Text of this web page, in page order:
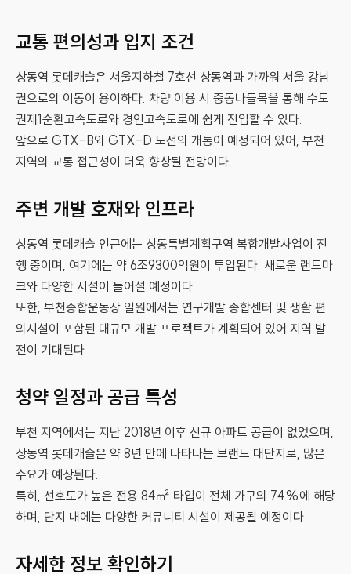
교통 편의성과 입지 조건
상동역 롯데캐슬은 서울지하철 7호선 상동역과 가까워 서울 강남
권으로의 이동이 용이하다. 차량 이용 시 중동나들목을 통해 수도
권제1순환고속도로와 경인고속도로에 쉽게 진입할 수 있다.
앞으로 GTX-B와 GTX-D 노선의 개통이 예정되어 있어, 부천
지역의 교통 접근성이 더욱 향상될 전망이다.
주변 개발 호재와 인프라
상동역 롯데캐슬 인근에는 상동특별계획구역 복합개발사업이 진
행 중이며, 여기에는 약 6조9300억원이 투입된다. 새로운 랜드마
크와 다양한 시설이 들어설 예정이다.
또한, 부천종합운동장 일원에서는 연구개발 종합센터 및 생활 편
의시설이 포함된 대규모 개발 프로젝트가 계획되어 있어 지역 발
전이 기대된다.
청약 일정과 공급 특성
부천 지역에서는 지난 2018년 이후 신규 아파트 공급이 없었으며,
상동역 롯데캐슬은 약 8년 만에 나타나는 브랜드 대단지로, 많은
수요가 예상된다.
특히, 선호도가 높은 전용 84㎡ 타입이 전체 가구의 74%에 해당
하며, 단지 내에는 다양한 커뮤니티 시설이 제공될 예정이다.
자세한 정보 확인하기